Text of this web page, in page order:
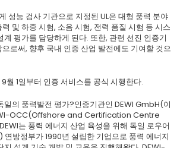
성능 검사 기관으로 지정된 UL은 대형 풍력 분야
및 하중 시험, 소음 시험, 전력 품질 시험 등 시스
계 평가를 담당하게 된다. 또한, 관련 선진 인증기
로써, 향후 국내 인증 산업 발전에도 기여할 것으
월 1일부터 인증 서비스를 공식 시행한다.
일의 풍력발전 평가?인증기관인 DEWI GmbH(이
OCC(Offshore and Certification Centre
는 풍력 에너지 산업 육성을 위해 독일 로우어
방정부가 1990년 설립한 기업으로 풍력 에너지